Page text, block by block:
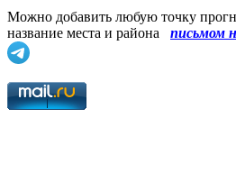
Можно добавить любую точку
название места и района
письмом